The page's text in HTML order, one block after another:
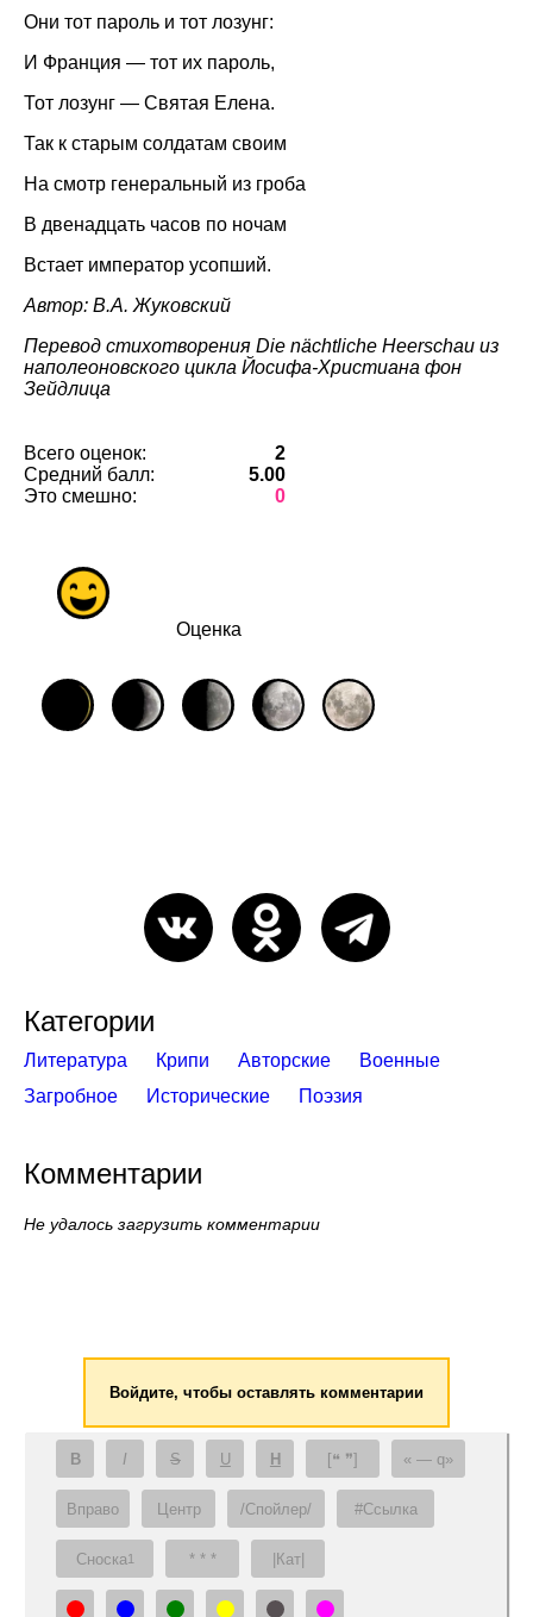
Они тот пароль и тот лозунг:
И Франция — тот их пароль,
Тот лозунг — Святая Елена.
Так к старым солдатам своим
На смотр генеральный из гроба
В двенадцать часов по ночам
Встает император усопший.
Автор: В.А. Жуковский
Перевод стихотворения Die nächtliche Heerschau из
наполеоновского цикла Йосифа-Христиана фон
Зейдлица
Всего оценок:
2
Средний балл:
5.00
Это смешно:
0
Оценка
Категории
Литература Крипи Авторские
Военные
Загробное
Исторические Поэзия
Комментарии
Не удалось загрузить комментарии
Войдите, чтобы оставлять комментарии
B I S U H [❝ ❞] — q
Вправо Центр /Спойлер/ #Ссылка
Сноска1 * * * |Кат|